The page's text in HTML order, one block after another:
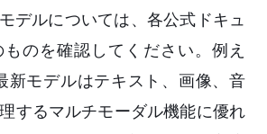
デルについては、各公式ドキュ
のを確認してください。例え
新モデルはテキスト、画像、音
するマルチモーダル機能に優れ